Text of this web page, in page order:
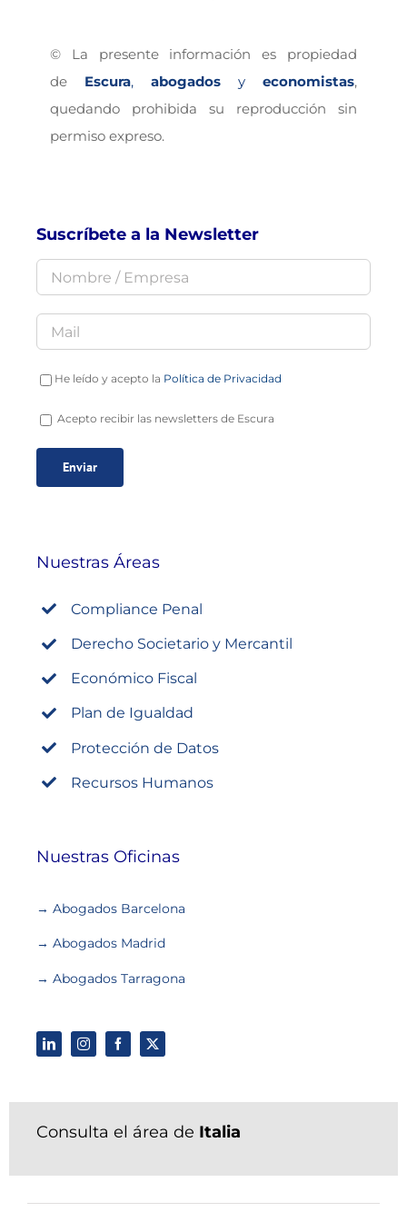
© La presente información es propiedad
de Escura,abogados yeconomistas,
quedando prohibida su reproducción sin
permiso expreso.
Suscríbete a la Newsletter
He leído y acepto la Política de Privacidad
Acepto recibir las newsletters de Escura
Nuestras Áreas
Compliance Penal
Derecho Societario y Mercantil
Económico Fiscal
Plan de Igualdad
Protección de Datos
Recursos Humanos
Nuestras Oficinas
→ Abogados Barcelona
→ Abogados Madrid
→ Abogados Tarragona
Consulta el área de Italia